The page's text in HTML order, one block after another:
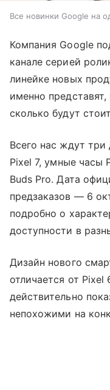
Все новинки Google на
Компания Google
канале серией
линейке новых
именно
сколько будут
Всего нас ждут
Pixel 7, умные часы
Buds Pro. Дата
предзаказов — 6
подробно о
доступности в
Дизайн нового
отличается от Pixel
действительно
непохожими на